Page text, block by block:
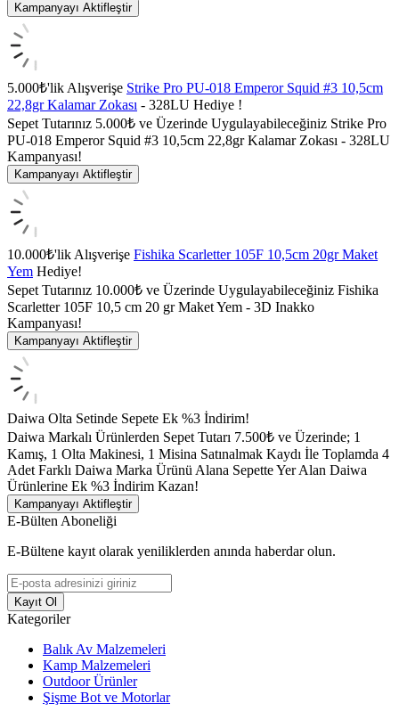
Kampanyayı Aktifleştir
5.000₺'lik Alışverişe Strike Pro PU-018 Emperor Squid #3 10,5cm
22,8gr Kalamar Zokası - 328LU Hediye !
Sepet Tutarınız 5.000₺ ve Üzerinde Uygulayabileceğiniz Strike Pro
PU-018 Emperor Squid #3 10,5cm 22,8gr Kalamar Zokası - 328LU
Kampanyası!
Kampanyayı Aktifleştir
10.000₺'lik Alışverişe Fishika Scarletter 105F 10,5cm 20gr Maket
Yem Hediye!
Sepet Tutarınız 10.000₺ ve Üzerinde Uygulayabileceğiniz Fishika
Scarletter 105F 10,5 cm 20 gr Maket Yem - 3D Inakko
Kampanyası!
Kampanyayı Aktifleştir
Daiwa Olta Setinde Sepete Ek %3 İndirim!
Daiwa Markalı Ürünlerden Sepet Tutarı 7.500₺ ve Üzerinde; 1
Kamış, 1 Olta Makinesi, 1 Misina Satınalmak Kaydı İle Toplamda 4
Adet Farklı Daiwa Marka Ürünü Alana Sepette Yer Alan Daiwa
Ürünlerine Ek %3 İndirim Kazan!
Kampanyayı Aktifleştir
E-Bülten Aboneliği
E-Bültene kayıt olarak yeniliklerden anında haberdar olun.
Kayıt Ol
Kategoriler
Balık Av Malzemeleri
Kamp Malzemeleri
Outdoor Ürünler
Şişme Bot ve Motorlar